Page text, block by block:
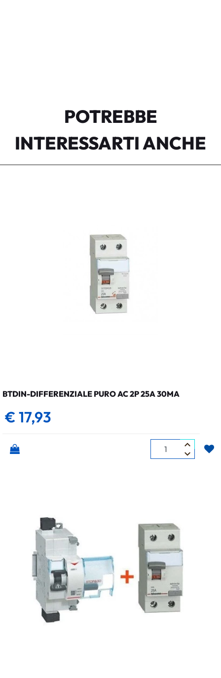
POTREBBE
INTERESSARTI ANCHE
BTDIN-DIFFERENZIALE PURO AC 2P 25A 30MA
€ 17,93
Quantità